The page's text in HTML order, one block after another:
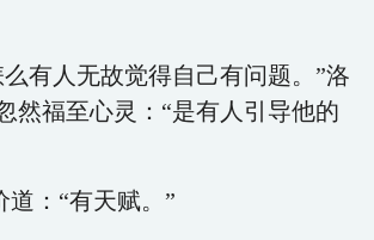
有人无故觉得自己有问题。”洛
然福至心灵：“是有人引导他的
道：“有天赋。”